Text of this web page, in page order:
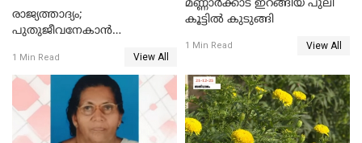
രാജ്യത്താദ്യം;
പുതുജീവനേകാൻ
എറണാകുളം സർക്കാർ
ജനറൽ
ആശുപത്രിയിലെത്തിച്ചു
1 Min Read View All
മണ്ണാർക്കാട് ഇറങ്ങിയ പുലി
കൂട്ടിൽ കുടുങ്ങി
1 Min Read View All